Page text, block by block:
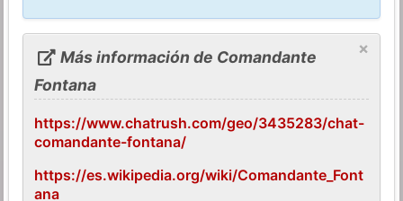
×
Más información de Comandante
Fontana
https://www.chatrush.com/geo/3435283/chat-
comandante-fontana/
https://es.wikipedia.org/wiki/Comandante_Font
ana